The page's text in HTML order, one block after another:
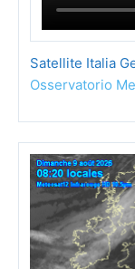
Satellite Italia
Osservatorio